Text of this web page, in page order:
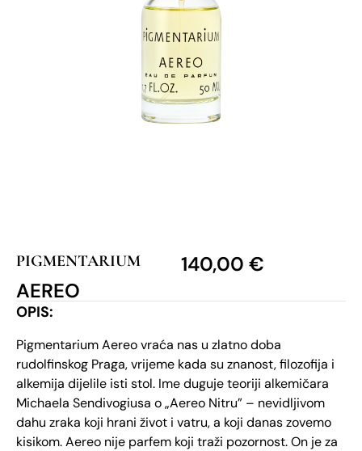
PIGMENTARIUM
AEREO
140,00 €
OPIS:
Pigmentarium Aereo vraća nas u zlatno doba
rudolfinskog Praga, vrijeme kada su znanost, filozofija i
alkemija dijelile isti stol. Ime duguje teoriji alkemičara
Michaela Sendivogiusa o „Aereo Nitru” – nevidljivom
dahu zraka koji hrani život i vatru, a koji danas zovemo
kisikom. Aereo nije parfem koji traži pozornost. On je za